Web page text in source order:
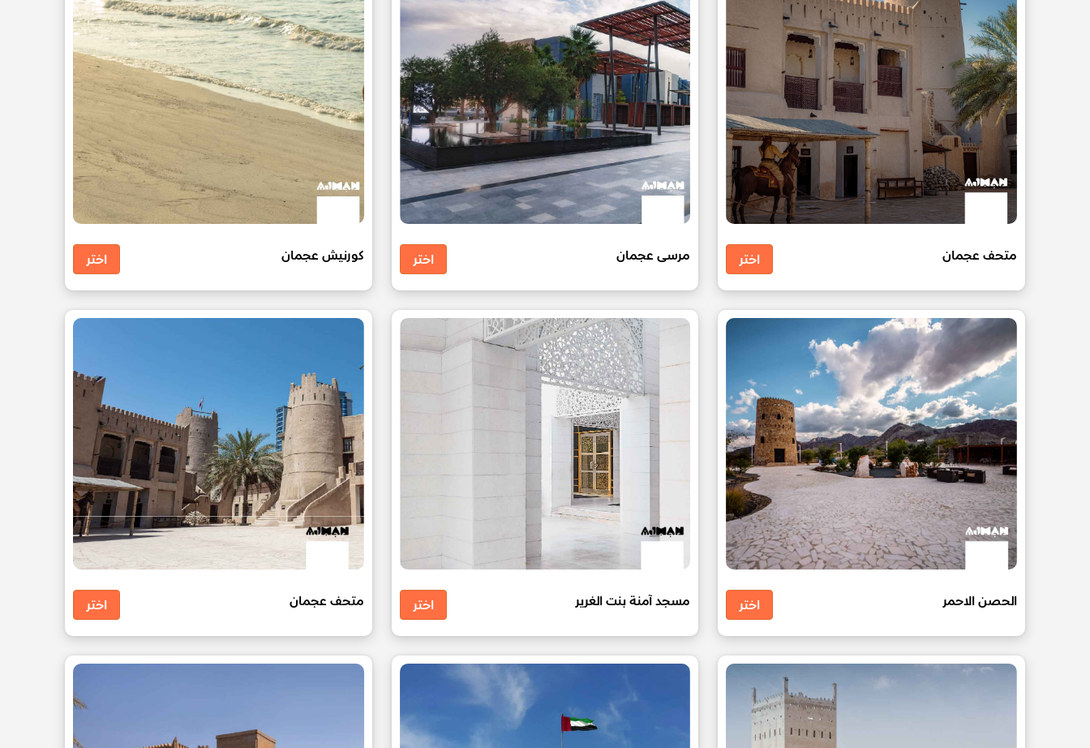
متحف عجمان اختر مرسى عجمان اختر كورنيش عجمان اختر
الحصن الاحمر اختر مسجد آمنة بنت الغرير اختر متحف عجمان اختر